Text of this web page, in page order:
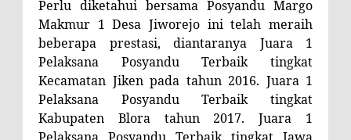
Perlu diketahui bersama Posyandu Margo
Makmur 1 Desa Jiworejo ini telah meraih
beberapa prestasi, diantaranya Juara 1
Pelaksana Posyandu Terbaik tingkat
Kecamatan Jiken pada tahun 2016. Juara 1
Pelaksana Posyandu Terbaik tingkat
Kabupaten Blora tahun 2017. Juara 1